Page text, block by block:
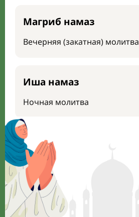
Магриб намаз
Вечерняя (закатная) молитва
Иша намаз
Ночная молитва